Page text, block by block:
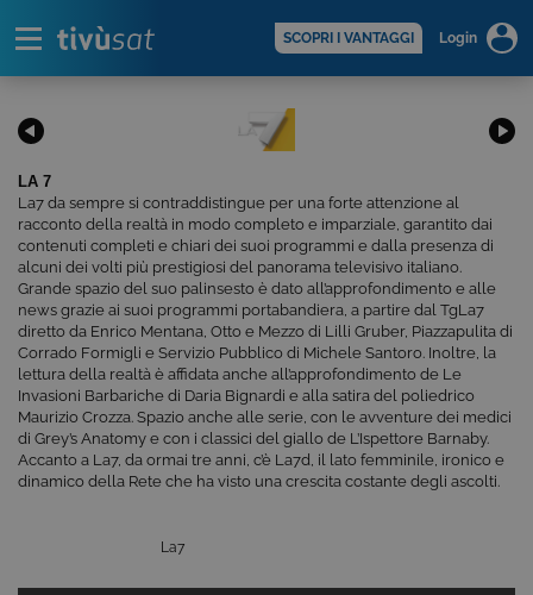
SCOPRI I VANTAGGI Login
LA 7
La7 da sempre si contraddistingue per una forte attenzione al
racconto della realtà in modo completo e imparziale, garantito dai
contenuti completi e chiari dei suoi programmi e dalla presenza di
alcuni dei volti più prestigiosi del panorama televisivo italiano.
Grande spazio del suo palinsesto è dato all’approfondimento e alle
news grazie ai suoi programmi portabandiera, a partire dal TgLa7
diretto da Enrico Mentana, Otto e Mezzo di Lilli Gruber, Piazzapulita di
Corrado Formigli e Servizio Pubblico di Michele Santoro. Inoltre, la
lettura della realtà è affidata anche all’approfondimento de Le
Invasioni Barbariche di Daria Bignardi e alla satira del poliedrico
Maurizio Crozza. Spazio anche alle serie, con le avventure dei medici
di Grey’s Anatomy e con i classici del giallo de L’Ispettore Barnaby.
Accanto a La7, da ormai tre anni, c’è La7d, il lato femminile, ironico e
dinamico della Rete che ha visto una crescita costante degli ascolti.
La7